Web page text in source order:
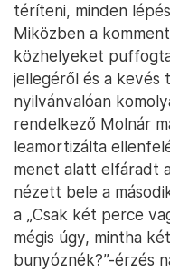
téríteni, minden
Miközben a
közhelyeket
jellegéről és a kevés
nyilvánvalóan
rendelkező Molnár
leamortizálta
menet alatt elfáradt
nézett bele a
a „Csak két perce
mégis úgy, mintha
bunyóznék?”-érzés